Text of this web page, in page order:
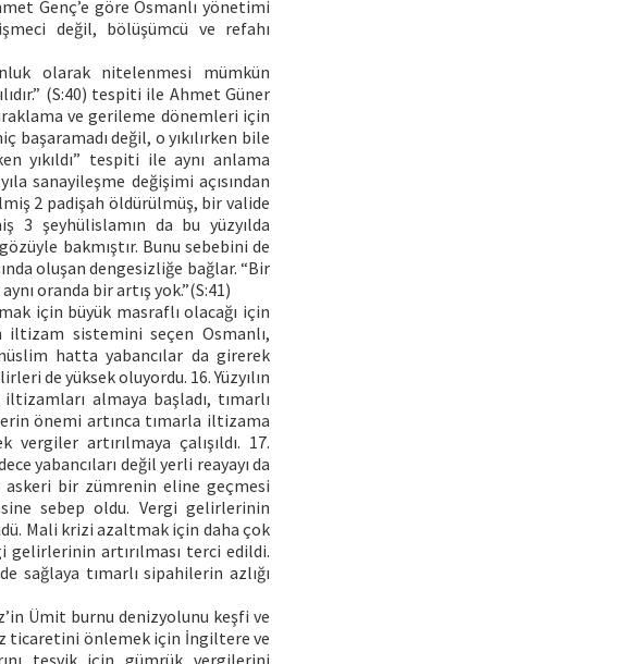
Genç’e göre Osmanlı yönetimi
değil, bölüşümcü ve refahı
olarak nitelenmesi mümkün
(S:40) tespiti ile Ahmet Güner
ve gerileme dönemleri için
değil, o yıkılırken bile
yıkıldı” tespiti ile aynı anlama
sanayileşme değişimi açısından
2 padişah öldürülmüş, bir valide
3 şeyhülislamın da bu yüzyılda
bakmıştır. Bunu sebebini de
oluşan dengesizliğe bağlar. “Bir
oranda bir artış yok.”(S:41)
için büyük masraflı olacağı için
sistemini seçen Osmanlı,
hatta yabancılar da girerek
de yüksek oluyordu. 16. Yüzyılın
almaya başladı, tımarlı
önemi artınca tımarla iltizama
artırılmaya çalışıldı. 17.
yabancıları değil yerli reayayı da
bir zümrenin eline geçmesi
sebep oldu. Vergi gelirlerinin
Mali krizi azaltmak için daha çok
artırılması terci edildi.
sağlaya tımarlı sipahilerin azlığı
Ümit burnu denizyolunu keşfi ve
ticaretini önlemek için İngiltere ve